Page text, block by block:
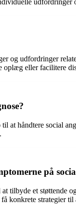
og udfordringer
eller facilitere
at håndtere social
på
tilbyde et
strategier til